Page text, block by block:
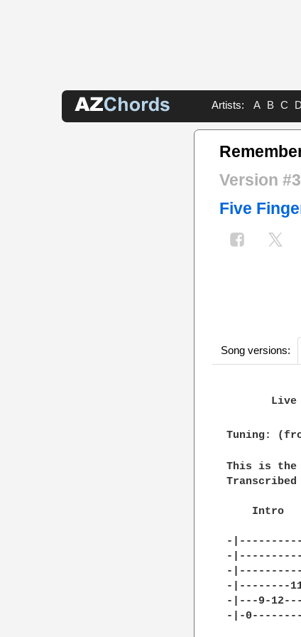
Artists: A B C D
Version #3
Five
Song versions:
Live
Tuning:
This is the
    Intro
-
-
-
-|--------
-|---9-
-|-